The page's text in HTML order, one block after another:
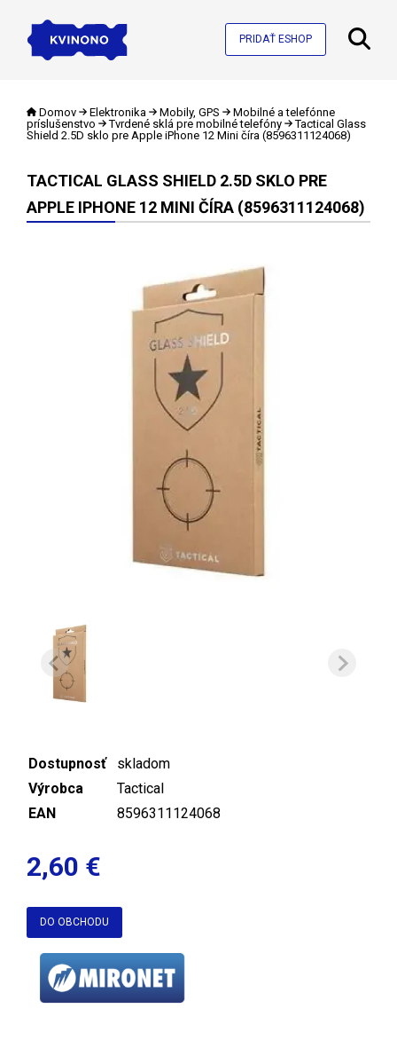
PRIDAŤ ESHOP
Domov Elektronika Mobily, GPS
Mobilné a telefónne
príslušenstvo
Tvrdené sklá pre mobilné telefóny
Tactical Glass
Shield 2.5D sklo pre Apple iPhone 12 Mini číra (8596311124068)
TACTICAL GLASS SHIELD 2.5D SKLO PRE
APPLE IPHONE 12 MINI ČÍRA (8596311124068)
Dostupnosť
skladom
Výrobca
Tactical
EAN
8596311124068
2,60 €
DO OBCHODU